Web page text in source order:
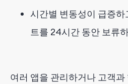
시간별 변동성이 급증하
트를 24시간 동안 보류
여러 앱을 관리하거나 고객